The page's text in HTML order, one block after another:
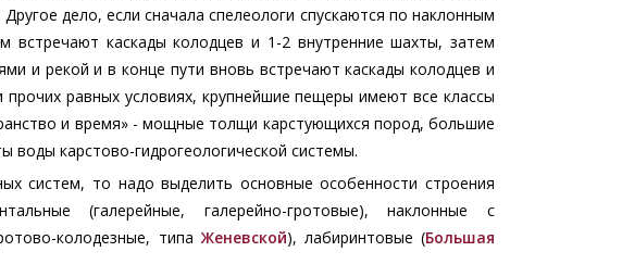
дело, если сначала спелеологи спускаются по наклонным
встречают каскады колодцев и 1-2 внутренние шахты, затем
и рекой и в конце пути вновь встречают каскады колодцев и
равных условиях, крупнейшие пещеры имеют все классы
и время» - мощные толщи карстующихся пород, большие
карстово-гидрогеологической системы.
систем, то надо выделить основные особенности строения
(галерейные, галерейно-гротовые), наклонные с
колодезные, типаЖеневской), лабиринтовые (Большая